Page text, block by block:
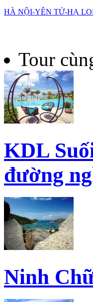
HÀ NỘI-YÊN TỬ-HẠ
Tour
KDL
đường
Ninh